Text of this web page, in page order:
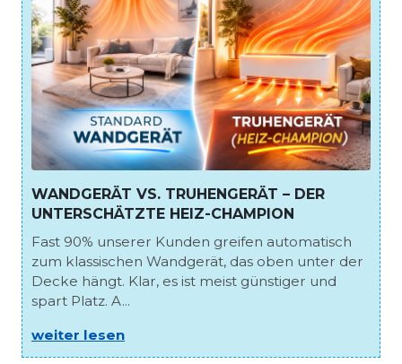
WANDGERÄT VS. TRUHENGERÄT – DER
UNTERSCHÄTZTE HEIZ-CHAMPION
Fast 90% unserer Kunden greifen automatisch
zum klassischen Wandgerät, das oben unter der
Decke hängt. Klar, es ist meist günstiger und
spart Platz. A...
weiter lesen